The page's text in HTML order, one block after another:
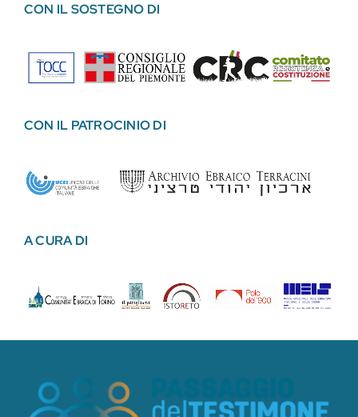
CON IL SOSTEGNO DI
CON IL PATROCINIO DI
A CURA DI